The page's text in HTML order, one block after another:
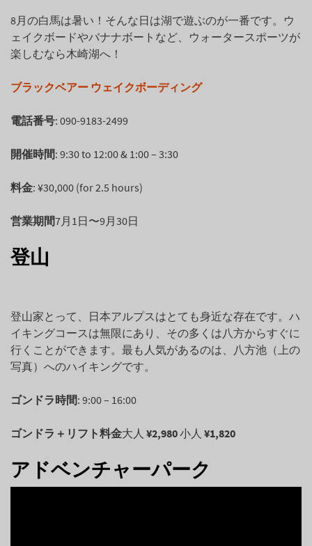
8月の白馬は暑い！そんな日は湖で遊ぶのが一番です。ウ
ェイクボードやバナナボートなど、ウォータースポーツが
楽しむなら木崎湖へ！
ブラックベアー ウェイクボーディング
電話番号: 090-9183-2499
開催時間: 9:30 to 12:00 & 1:00 – 3:30
料金: ¥30,000 (for 2.5 hours)
営業期間7月1日〜9月30日
登山
登山家とって、日本アルプスはとても身近な存在です。ハ
イキングコースは無限にあり、その多くは八方からすぐに
行くことができます。最も人気があるのは、八方池（上の
写真）へのハイキングです。
ゴンドラ時間: 9:00 – 16:00
ゴンドラ＋リフト料金大人 ¥2,980小人 ¥1,820
アドベンチャーパーク